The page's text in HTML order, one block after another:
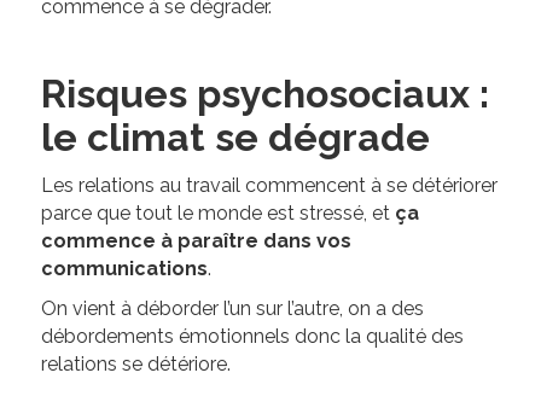
commence à se dégrader.
Risques psychosociaux :
le climat se dégrade
Les relations au travail commencent à se détériorer
parce que tout le monde est stressé, et ça
commence à paraître dans vos
communications.
On vient à déborder l’un sur l’autre, on a des
débordements émotionnels donc la qualité des
relations se détériore.